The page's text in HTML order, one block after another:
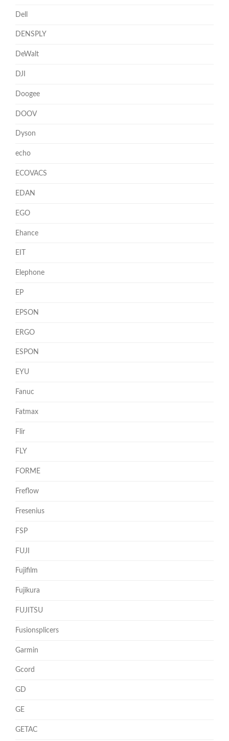
Dell
DENSPLY
DeWalt
DJI
Doogee
DOOV
Dyson
echo
ECOVACS
EDAN
EGO
Ehance
EIT
Elephone
EP
EPSON
ERGO
ESPON
EYU
Fanuc
Fatmax
Flir
FLY
FORME
Freflow
Fresenius
FSP
FUJI
Fujifilm
Fujikura
FUJITSU
Fusionsplicers
Garmin
Gcord
GD
GE
GETAC